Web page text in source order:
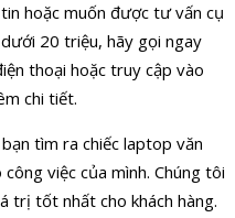
hoặc muốn được tư vấn cụ
20 triệu, hãy gọi ngay
thoại hoặc truy cập vào
chi tiết.
tìm ra chiếc laptop văn
việc của mình. Chúng tôi
trị tốt nhất cho khách hàng.